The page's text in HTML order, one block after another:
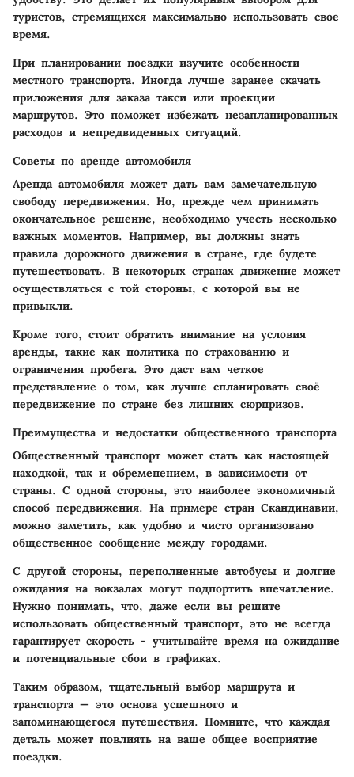
туристов, стремящихся максимально использовать свое
время.
При планировании поездки изучите особенности
местного транспорта. Иногда лучше заранее скачать
приложения для заказа такси или проекции
маршрутов. Это поможет избежать незапланированных
расходов и непредвиденных ситуаций.
Советы по аренде автомобиля
Аренда автомобиля может дать вам замечательную
свободу передвижения. Но, прежде чем принимать
окончательное решение, необходимо учесть несколько
важных моментов. Например, вы должны знать
правила дорожного движения в стране, где будете
путешествовать. В некоторых странах движение может
осуществляться с той стороны, с которой вы не
привыкли.
Кроме того, стоит обратить внимание на условия
аренды, такие как политика по страхованию и
ограничения пробега. Это даст вам четкое
представление о том, как лучше спланировать своё
передвижение по стране без лишних сюрпризов.
Преимущества и недостатки общественного транспорта
Общественный транспорт может стать как настоящей
находкой, так и обременением, в зависимости от
страны. С одной стороны, это наиболее экономичный
способ передвижения. На примере стран Скандинавии,
можно заметить, как удобно и чисто организовано
общественное сообщение между городами.
С другой стороны, переполненные автобусы и долгие
ожидания на вокзалах могут подпортить впечатление.
Нужно понимать, что, даже если вы решите
использовать общественный транспорт, это не всегда
гарантирует скорость - учитывайте время на ожидание
и потенциальные сбои в графиках.
Таким образом, тщательный выбор маршрута и
транспорта — это основа успешного и
запоминающегося путешествия. Помните, что каждая
деталь может повлиять на ваше общее восприятие
поездки.